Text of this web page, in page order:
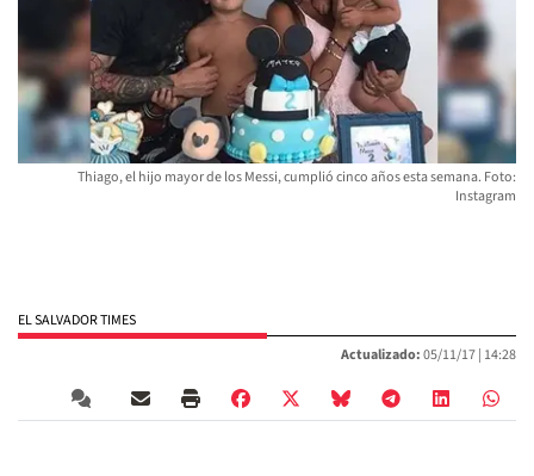
Thiago, el hijo mayor de los Messi, cumplió cinco años esta semana. Foto:
Instagram
EL SALVADOR TIMES
Actualizado:05/11/17 | 14:28